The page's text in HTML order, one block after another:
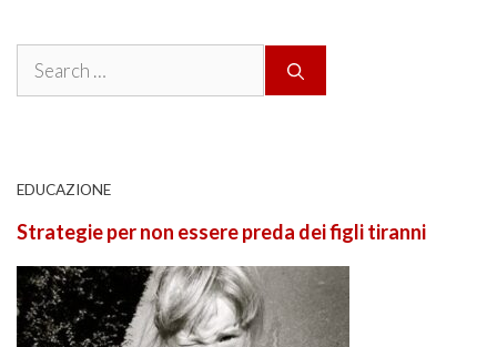
Search
EDUCAZIONE
Strategie per non essere preda dei figli tiranni